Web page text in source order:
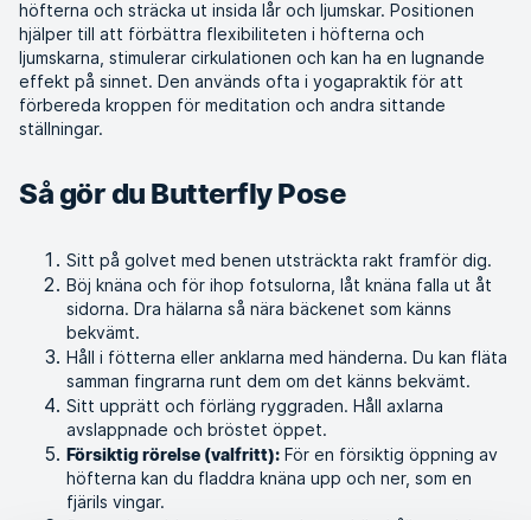
höfterna och sträcka ut insida lår och ljumskar. Positionen
hjälper till att förbättra flexibiliteten i höfterna och
ljumskarna, stimulerar cirkulationen och kan ha en lugnande
effekt på sinnet. Den används ofta i yogapraktik för att
förbereda kroppen för meditation och andra sittande
ställningar.
Så gör du Butterfly Pose
Sitt på golvet med benen utsträckta rakt framför dig.
Böj knäna och för ihop fotsulorna, låt knäna falla ut åt
sidorna. Dra hälarna så nära bäckenet som känns
bekvämt.
Håll i fötterna eller anklarna med händerna. Du kan fläta
samman fingrarna runt dem om det känns bekvämt.
Sitt upprätt och förläng ryggraden. Håll axlarna
avslappnade och bröstet öppet.
Försiktig rörelse (valfritt): För en försiktig öppning av
höfterna kan du fladdra knäna upp och ner, som en
fjärils vingar.